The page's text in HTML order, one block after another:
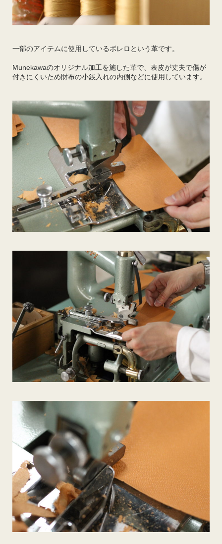
一部のアイテムに使用しているボレロという革です。
Munekawaのオリジナル加工を施した革で、表皮が丈夫で傷が
付きにくいため財布の小銭入れの内側などに使用しています。